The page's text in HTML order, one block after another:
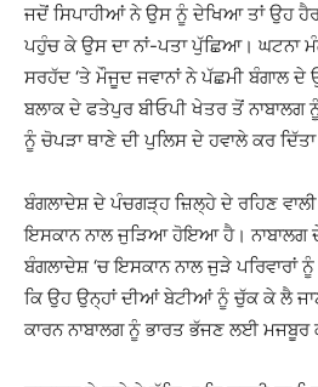
ਜਦੋਂ ਸਿਪਾਹੀਆਂ ਨੇ ਉਸ ਨੂੰ ਦੇਖਿਆ ਤਾਂ ਉਹ
ਪਹੁੰਚ ਕੇ ਉਸ ਦਾ ਨਾਂ-ਪਤਾ ਪੁੱਛਿਆ। ਘਟਨਾ
ਸਰਹੱਦ ‘ਤੇ ਮੌਜੂਦ ਜਵਾਨਾਂ ਨੇ ਪੱਛਮੀ ਬੰਗਾਲ ਦੇ
ਬਲਾਕ ਦੇ ਫਤੇਪੁਰ ਬੀਓਪੀ ਖੇਤਰ ਤੋਂ ਨਾਬਾਲਗ
ਨੂੰ ਚੋਪੜਾ ਥਾਣੇ ਦੀ ਪੁਲਿਸ ਦੇ ਹਵਾਲੇ ਕਰ
ਬੰਗਲਾਦੇਸ਼ ਦੇ ਪੰਚਗੜ੍ਹ ਜ਼ਿਲ੍ਹੇ ਦੇ ਰਹਿਣ ਵਾਲੀ
ਇਸਕਾਨ ਨਾਲ ਜੁੜਿਆ ਹੋਇਆ ਹੈ। ਨਾਬਾਲਗ
ਬੰਗਲਾਦੇਸ਼ ‘ਚ ਇਸਕਾਨ ਨਾਲ ਜੁੜੇ ਪਰਿਵਾਰਾਂ
ਕਿ ਉਹ ਉਨ੍ਹਾਂ ਦੀਆਂ ਬੇਟੀਆਂ ਨੂੰ ਚੁੱਕ ਕੇ ਲੈ
ਕਾਰਨ ਨਾਬਾਲਗ ਨੂੰ ਭਾਰਤ ਭੱਜਣ ਲਈ ਮਜਬੂਰ